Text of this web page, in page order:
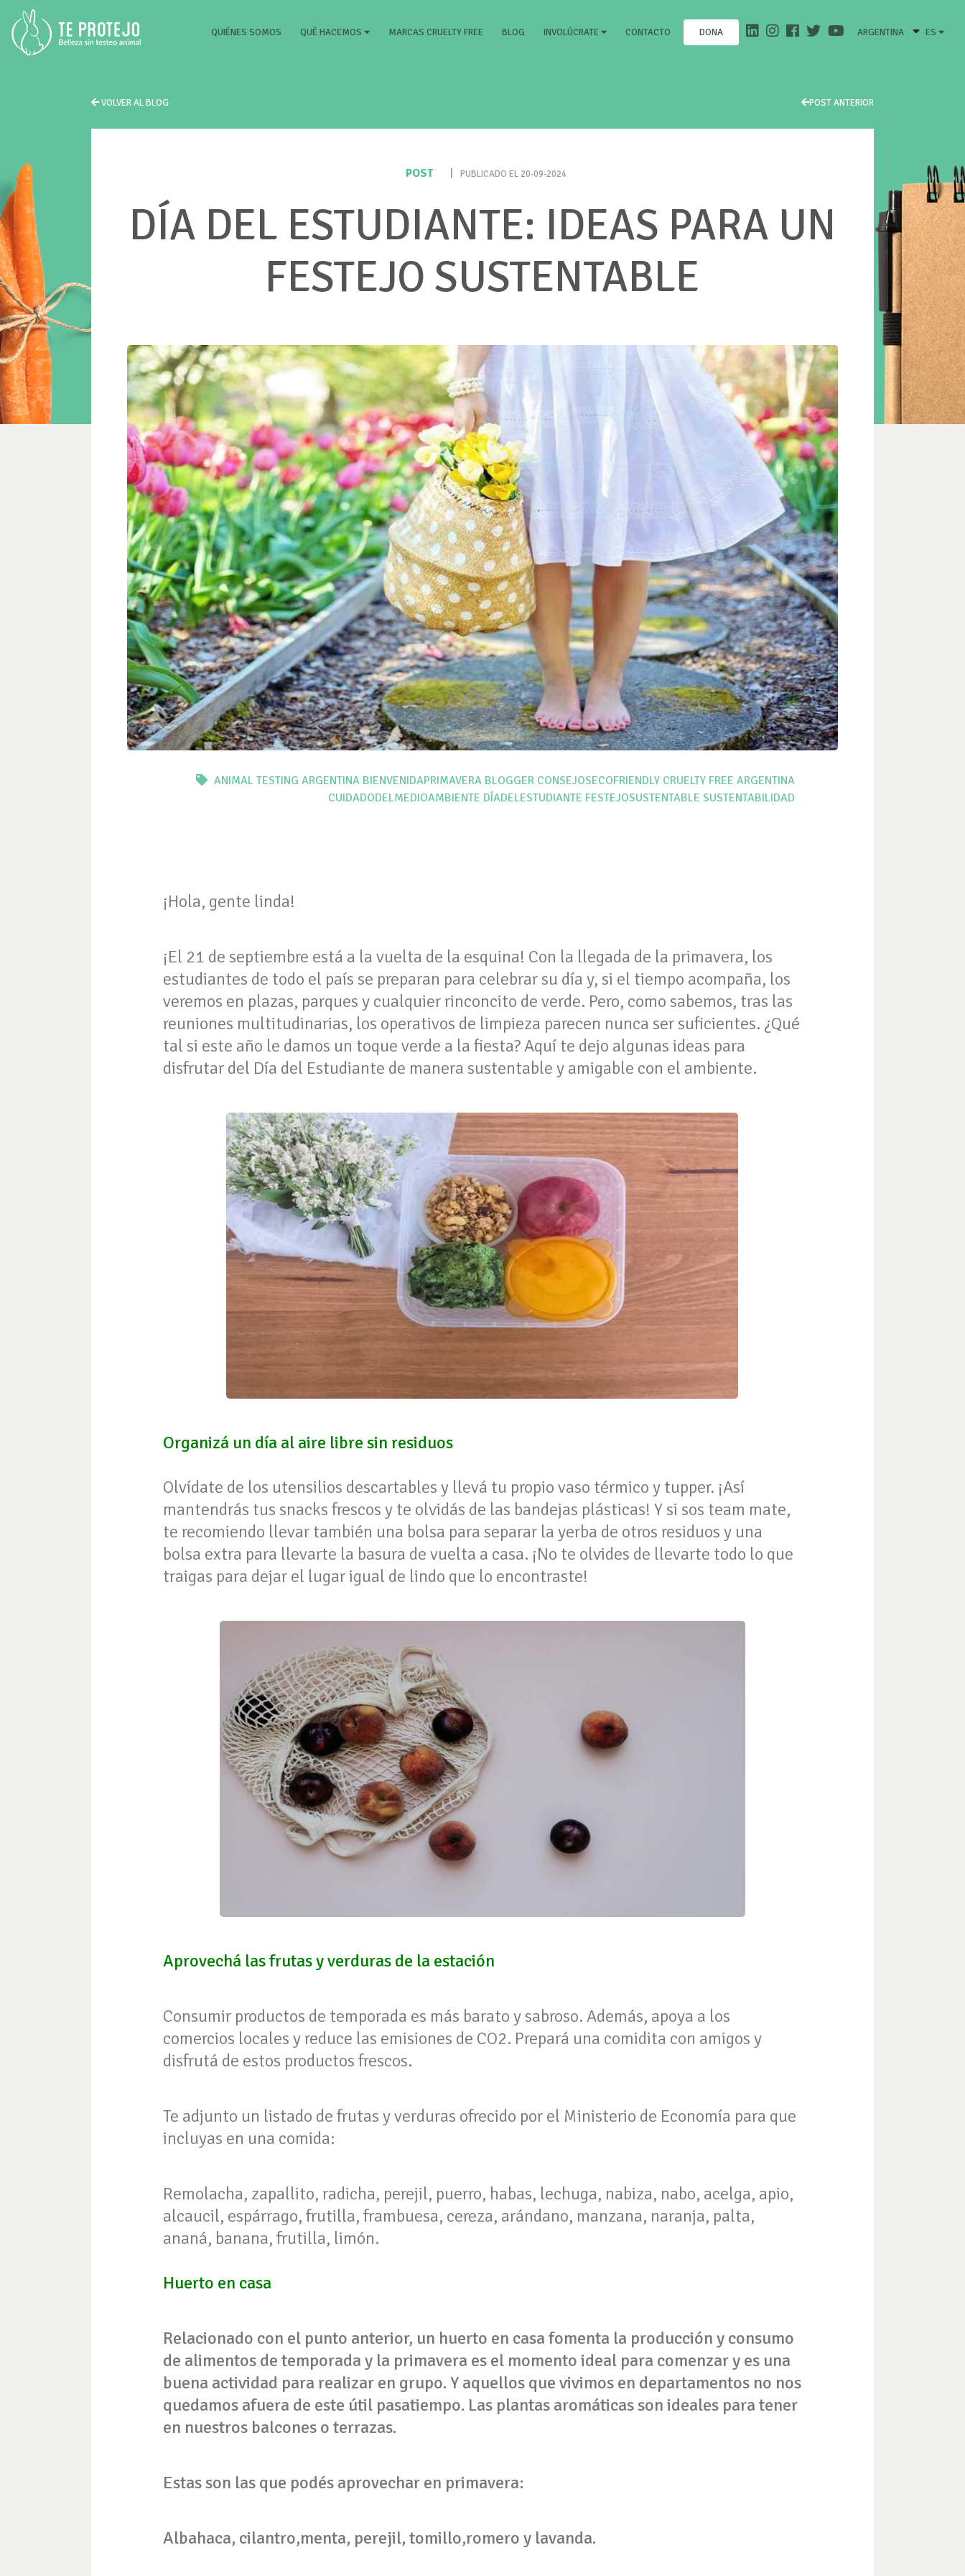
QUIÉNES SOMOS (CURRENT)
QUÉ HACEMOS MARCAS CRUELTY FREE BLOG INVOLÚCRATE CONTACTO DONA ARGENTINA ES
VOLVER AL BLOG POST ANTERIOR
POST PUBLICADO EL 20-09-2024
DÍA DEL ESTUDIANTE: IDEAS PARA UN
FESTEJO SUSTENTABLE
ANIMAL TESTING ARGENTINA BIENVENIDAPRIMAVERA BLOGGER CONSEJOSECOFRIENDLY CRUELTY FREE ARGENTINA
CUIDADODELMEDIOAMBIENTE DÍADELESTUDIANTE FESTEJOSUSTENTABLE SUSTENTABILIDAD
¡Hola, gente linda!
¡El 21 de septiembre está a la vuelta de la esquina! Con la llegada de la primavera, los
estudiantes de todo el país se preparan para celebrar su día y, si el tiempo acompaña, los
veremos en plazas, parques y cualquier rinconcito de verde. Pero, como sabemos, tras las
reuniones multitudinarias, los operativos de limpieza parecen nunca ser suficientes. ¿Qué
tal si este año le damos un toque verde a la fiesta? Aquí te dejo algunas ideas para
disfrutar del Día del Estudiante de manera sustentable y amigable con el ambiente.
Organizá un día al aire libre sin residuos
Olvídate de los utensilios descartables y llevá tu propio vaso térmico y tupper. ¡Así
mantendrás tus snacks frescos y te olvidás de las bandejas plásticas! Y si sos team mate,
te recomiendo llevar también una bolsa para separar la yerba de otros residuos y una
bolsa extra para llevarte la basura de vuelta a casa. ¡No te olvides de llevarte todo lo que
traigas para dejar el lugar igual de lindo que lo encontraste!
Aprovechá las frutas y verduras de la estación
Consumir productos de temporada es más barato y sabroso. Además, apoya a los
comercios locales y reduce las emisiones de CO2. Prepará una comidita con amigos y
disfrutá de estos productos frescos.
Te adjunto un listado de frutas y verduras ofrecido por el Ministerio de Economía para que
incluyas en una comida:
Remolacha, zapallito, radicha, perejil, puerro, habas, lechuga, nabiza, nabo, acelga, apio,
alcaucil, espárrago, frutilla, frambuesa, cereza, arándano, manzana, naranja, palta,
ananá, banana, frutilla, limón.
Huerto en casa
Relacionado con el punto anterior, un huerto en casa fomenta la producción y consumo
de alimentos de temporada y la primavera es el momento ideal para comenzar y es una
buena actividad para realizar en grupo. Y aquellos que vivimos en departamentos no nos
quedamos afuera de este útil pasatiempo. Las plantas aromáticas son ideales para tener
en nuestros balcones o terrazas.
Estas son las que podés aprovechar en primavera:
Albahaca, cilantro,menta, perejil, tomillo,romero y lavanda.